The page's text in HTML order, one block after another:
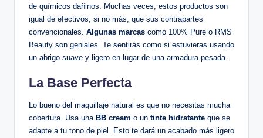
de químicos dañinos. Muchas veces, estos productos son
igual de efectivos, si no más, que sus contrapartes
convencionales. Algunas marcas como 100% Pure o RMS
Beauty son geniales. Te sentirás como si estuvieras usando
un abrigo suave y ligero en lugar de una armadura pesada.
La Base Perfecta
Lo bueno del maquillaje natural es que no necesitas mucha
cobertura. Usa una BB cream o un tinte hidratante que se
adapte a tu tono de piel. Esto te dará un acabado más ligero